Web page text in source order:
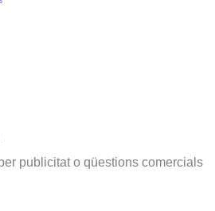
publicitat o qüestions comercials